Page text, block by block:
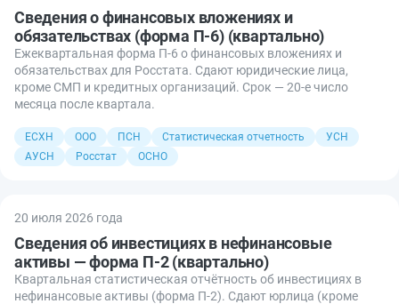
Сведения о финансовых вложениях и
обязательствах (форма П-6) (квартально)
Ежеквартальная форма П-6 о финансовых вложениях и
обязательствах для Росстата. Сдают юридические лица,
кроме СМП и кредитных организаций. Срок — 20-е число
месяца после квартала.
ЕСХН ООО ПСН Статистическая отчетность
УСН
АУСН
Росстат ОСНО
20 июля 2026 года
Сведения об инвестициях в нефинансовые
активы — форма П-2 (квартально)
Квартальная статистическая отчётность об инвестициях в
нефинансовые активы (форма П-2). Сдают юрлица (кроме